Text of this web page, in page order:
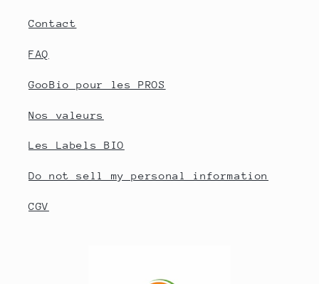
Contact
FAQ
GooBio pour les PROS
Nos valeurs
Les Labels BIO
Do not sell my personal information
CGV